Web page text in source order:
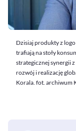
Dzisiaj produkty z
trafiają na stoły
strategicznej synergii
rozwój i realizację
Korala. fot. archiwum